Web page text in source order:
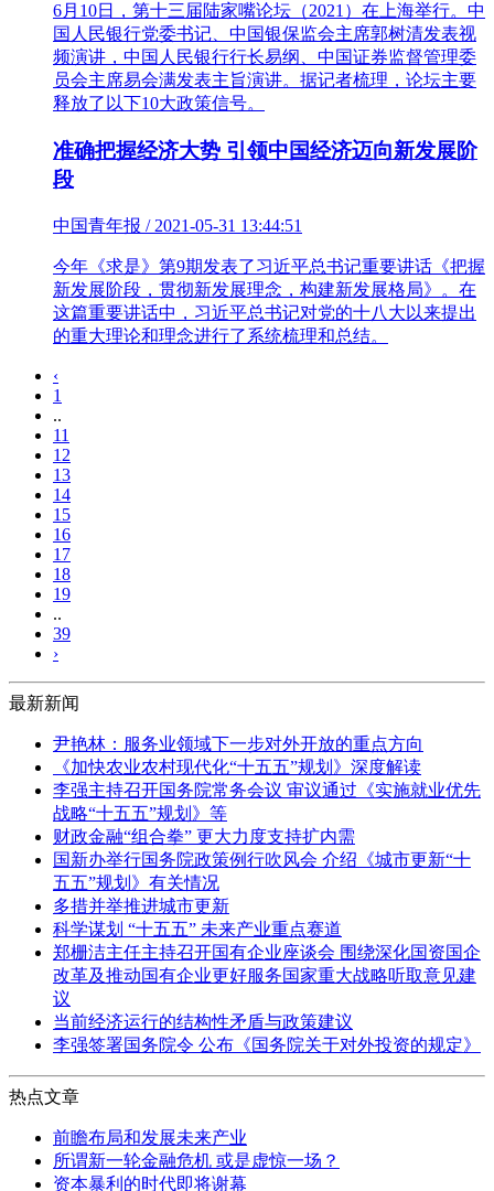
6月10日，第十三届陆家嘴论坛（2021）在上海举行。中
国人民银行党委书记、中国银保监会主席郭树清发表视
频演讲，中国人民银行行长易纲、中国证券监督管理委
员会主席易会满发表主旨演讲。据记者梳理，论坛主要
释放了以下10大政策信号。
准确把握经济大势 引领中国经济迈向新发展阶
段
中国青年报 / 2021-05-31 13:44:51
今年《求是》第9期发表了习近平总书记重要讲话《把握
新发展阶段，贯彻新发展理念，构建新发展格局》。在
这篇重要讲话中，习近平总书记对党的十八大以来提出
的重大理论和理念进行了系统梳理和总结。
‹
1
..
11
12
13
14
15
16
17
18
19
..
39
›
最新新闻
尹艳林：服务业领域下一步对外开放的重点方向
《加快农业农村现代化“十五五”规划》深度解读
李强主持召开国务院常务会议 审议通过《实施就业优先
战略“十五五”规划》等
财政金融“组合拳” 更大力度支持扩内需
国新办举行国务院政策例行吹风会 介绍《城市更新“十
五五”规划》有关情况
多措并举推进城市更新
科学谋划 “十五五” 未来产业重点赛道
郑栅洁主任主持召开国有企业座谈会 围绕深化国资国企
改革及推动国有企业更好服务国家重大战略听取意见建
议
当前经济运行的结构性矛盾与政策建议
李强签署国务院令 公布《国务院关于对外投资的规定》
热点文章
前瞻布局和发展未来产业
所谓新一轮金融危机 或是虚惊一场？
资本暴利的时代即将谢幕